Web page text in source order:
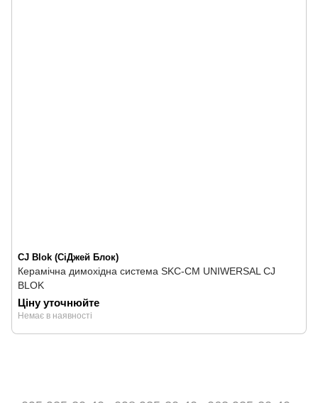
CJ Blok (СіДжей Блок)
Керамічна димохідна система SKC-CM UNIWERSAL CJ
BLOK
Ціну уточнюйте
Немає в наявності